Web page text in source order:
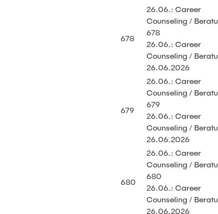
678
26.06.: Career
Counseling /
678
26.06.: Career
Counseling /
26.06.2026
679
26.06.: Career
Counseling /
679
26.06.: Career
Counseling /
26.06.2026
680
26.06.: Career
Counseling /
680
26.06.: Career
Counseling /
26.06.2026